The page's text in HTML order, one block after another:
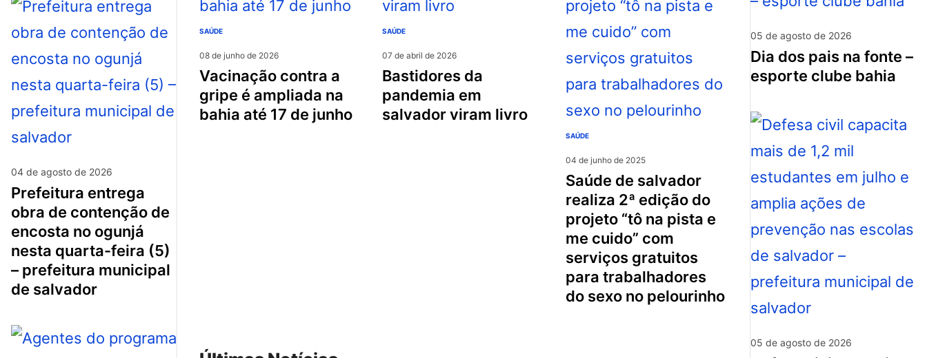
04 de agosto de 2026
prefeitura entrega
obra de contenção de
encosta no ogunjá
nesta quarta-feira (5)
– prefeitura municipal
de salvador
SAÚDE
08 de junho de 2026
vacinação contra a
gripe é ampliada na
bahia até 17 de junho
SAÚDE
07 de abril de 2026
bastidores da
pandemia em
salvador viram livro
SAÚDE
04 de junho de 2025
saúde de salvador
realiza 2ª edição do
projeto “tô na pista e
me cuido” com
serviços gratuitos
para trabalhadores
do sexo no pelourinho
05 de agosto de 2026
dia dos pais na fonte –
esporte clube bahia
05 de agosto de 2026